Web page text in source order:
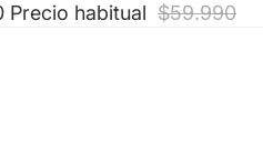
Precio habitual $59.990